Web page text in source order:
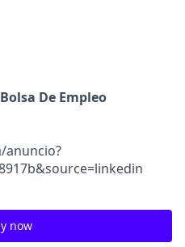
De Empleo
anuncio?
now